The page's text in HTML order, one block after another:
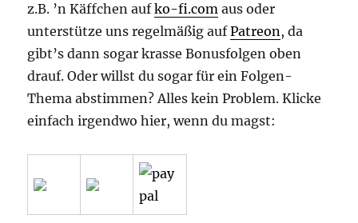
z.B. ’n Käffchen aufko-fi.com aus oder
unterstütze uns regelmäßig aufPatreon, da
gibt’s dann sogar krasse Bonusfolgen oben
drauf. Oder willst du sogar für ein Folgen-
Thema abstimmen? Alles kein Problem. Klicke
einfach irgendwo hier, wenn du magst: